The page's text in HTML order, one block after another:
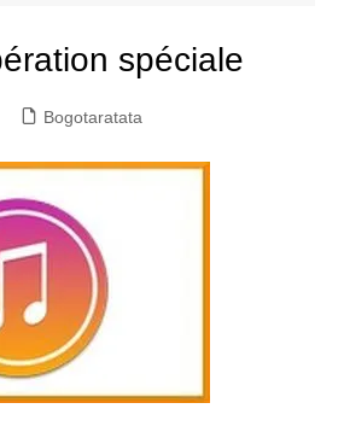
spéciale
Bogotaratata